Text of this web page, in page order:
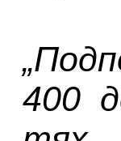
400